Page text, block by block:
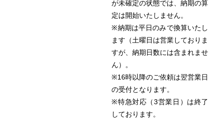
が未確定の状態では、納期の算
定は開始いたしません。
※納期は平日のみで換算いたし
ます（土曜日は営業しておりま
すが、納期日数には含まれませ
ん）。
※16時以降のご依頼は翌営業日
の受付となります。
※特急対応（3営業日）は終了
しております。